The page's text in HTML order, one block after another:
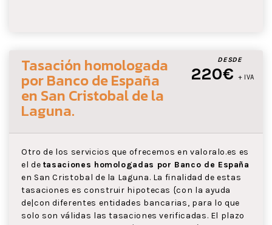
DESDE
220€ + IVA
Tasación homologada
por Banco de España
en San Cristobal de la
Laguna.
Otro de los servicios que ofrecemos en valoralo.es es
el de tasaciones homologadas por Banco de España
en San Cristobal de la Laguna. La finalidad de estas
tasaciones es construir hipotecas {con la ayuda
de|con diferentes entidades bancarias, para lo que
solo son válidas las tasaciones verificadas. El plazo